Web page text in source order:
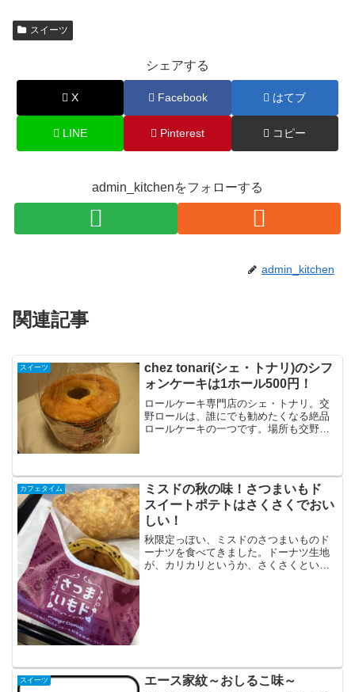
スイーツ
シェアする
X Facebook はてブ
LINE Pinterest コピー
admin_kitchenをフォローする
admin_kitchen
関連記事
スイーツ
chez tonari(シェ・トナリ)のシフ
ォンケーキは1ホール500円！
ロールケーキ専門店のシェ・トナリ。交
野ロールは、誰にでも勧めたくなる絶品
ロールケーキの一つです。場所も交野市
で、立ち寄ってみたら1日...
カフェタイム
ミスドの秋の味！さつまいもド
スイートポテトはさくさくでおい
しい！
秋限定っぽい、ミスドのさつまいものド
ーナツを食べてきました。ドーナツ生地
が、カリカリというか、さくさくという
スイーツ エース家紋～おしるこ味～